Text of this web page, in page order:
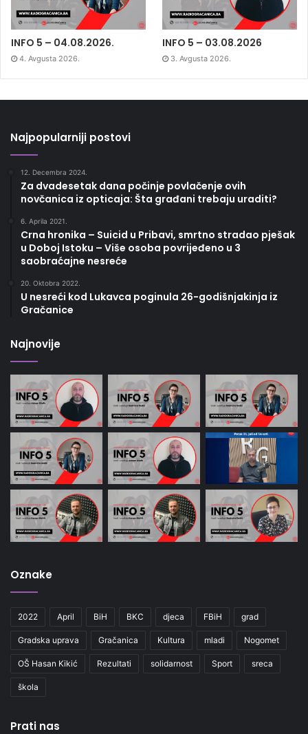
INFO 5 – 04.08.2026.
4. Avgusta 2026.
INFO 5 – 03.08.2026
3. Avgusta 2026.
Najpopularniji postovi
12. Decembra 2024.
Za dvadesetak dana počinje povlačenje ovih
novčanica iz opticaja: Šta građani trebaju uraditi?
6. Aprila 2021.
Crna hronika – Suicid u Pribavi, smrtno stradao pješak
u Doboj Istoku – Više osoba povrijeđeno u 3
saobraćajne nesreće
20. Oktobra 2022.
U nesreći kod Lukavca poginula 26-godišnjakinja iz
Gračanice
Najnovije
Oznake
2022 April BiH BKC djeca FBiH grad
Gradska uprava Gračanica Kultura mladi Nogomet
OŠ Hasan Kikić Rezultati solidarnost Sport sreca
škola
Prati nas